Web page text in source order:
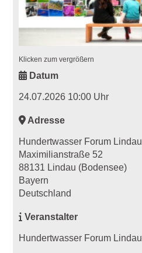
Klicken zum vergrößern
Datum
24.07.2026 10:00 Uhr
Adresse
Hundertwasser Forum Lindau
Maximilianstraße 52
88131 Lindau (Bodensee)
Bayern
Deutschland
Veranstalter
Hundertwasser Forum Lindau